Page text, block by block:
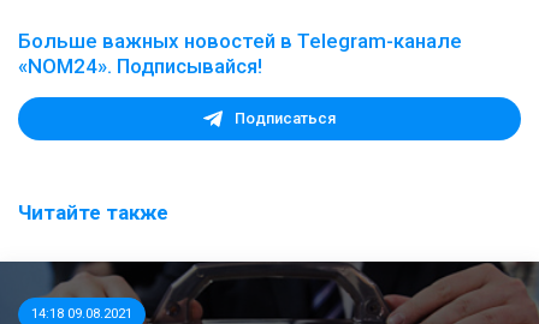
Больше важных новостей в Telegram-канале
«NOM24». Подписывайся!
Подписаться
Читайте также
14:18 09.08.2021